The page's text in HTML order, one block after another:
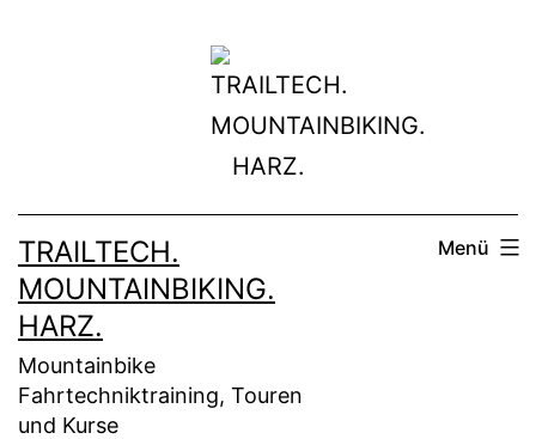
TRAILTECH.
MOUNTAINBIKING.
HARZ.
Mountainbike
Fahrtechniktraining, Touren
und Kurse
Menü